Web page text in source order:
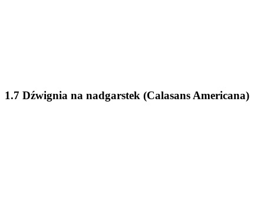
1.7 Dźwignia na nadgarstek (Calasans Americana)